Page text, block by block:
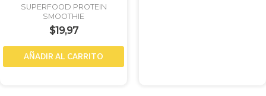
SUPERFOOD PROTEIN
SMOOTHIE
$19,97
AÑADIR AL CARRITO